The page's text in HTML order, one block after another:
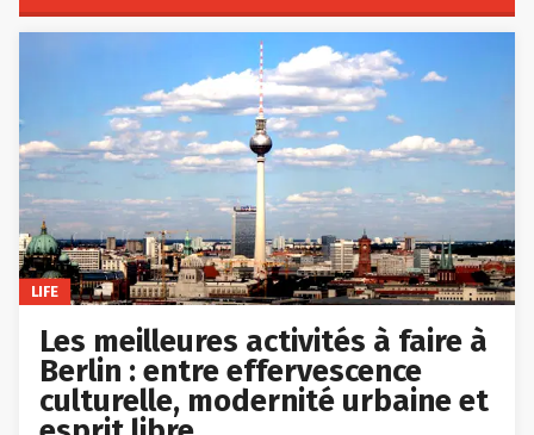
LIFE
Les meilleures activités à faire à
Berlin : entre effervescence
culturelle, modernité urbaine et